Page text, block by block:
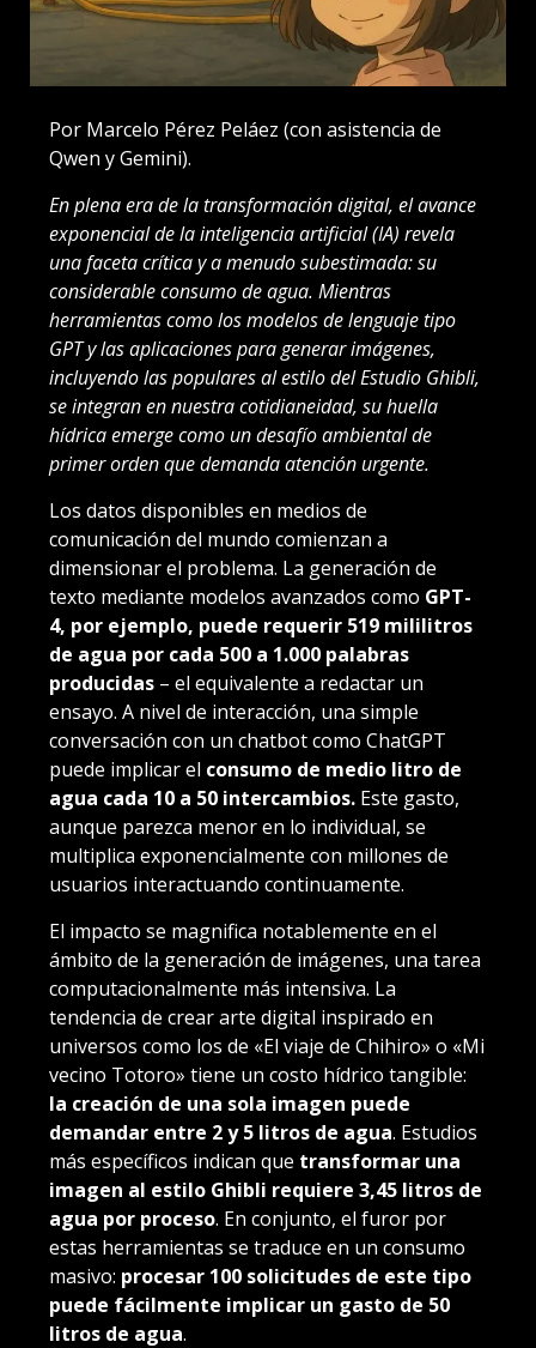
Por Marcelo Pérez Peláez (con asistencia de
Qwen y Gemini).
En plena era de la transformación digital, el avance
exponencial de la inteligencia artificial (IA) revela
una faceta crítica y a menudo subestimada: su
considerable consumo de agua. Mientras
herramientas como los modelos de lenguaje tipo
GPT y las aplicaciones para generar imágenes,
incluyendo las populares al estilo del Estudio Ghibli,
se integran en nuestra cotidianeidad, su huella
hídrica emerge como un desafío ambiental de
primer orden que demanda atención urgente.
Los datos disponibles en medios de
comunicación del mundo comienzan a
dimensionar el problema. La generación de
texto mediante modelos avanzados como GPT-
4, por ejemplo, puede requerir 519 mililitros
de agua por cada 500 a 1.000 palabras
producidas – el equivalente a redactar un
ensayo. A nivel de interacción, una simple
conversación con un chatbot como ChatGPT
puede implicar el consumo de medio litro de
agua cada 10 a 50 intercambios. Este gasto,
aunque parezca menor en lo individual, se
multiplica exponencialmente con millones de
usuarios interactuando continuamente.
El impacto se magnifica notablemente en el
ámbito de la generación de imágenes, una tarea
computacionalmente más intensiva. La
tendencia de crear arte digital inspirado en
universos como los de «El viaje de Chihiro» o «Mi
vecino Totoro» tiene un costo hídrico tangible:
la creación de una sola imagen puede
demandar entre 2 y 5 litros de agua. Estudios
más específicos indican que transformar una
imagen al estilo Ghibli requiere 3,45 litros de
agua por proceso. En conjunto, el furor por
estas herramientas se traduce en un consumo
masivo: procesar 100 solicitudes de este tipo
puede fácilmente implicar un gasto de 50
litros de agua.